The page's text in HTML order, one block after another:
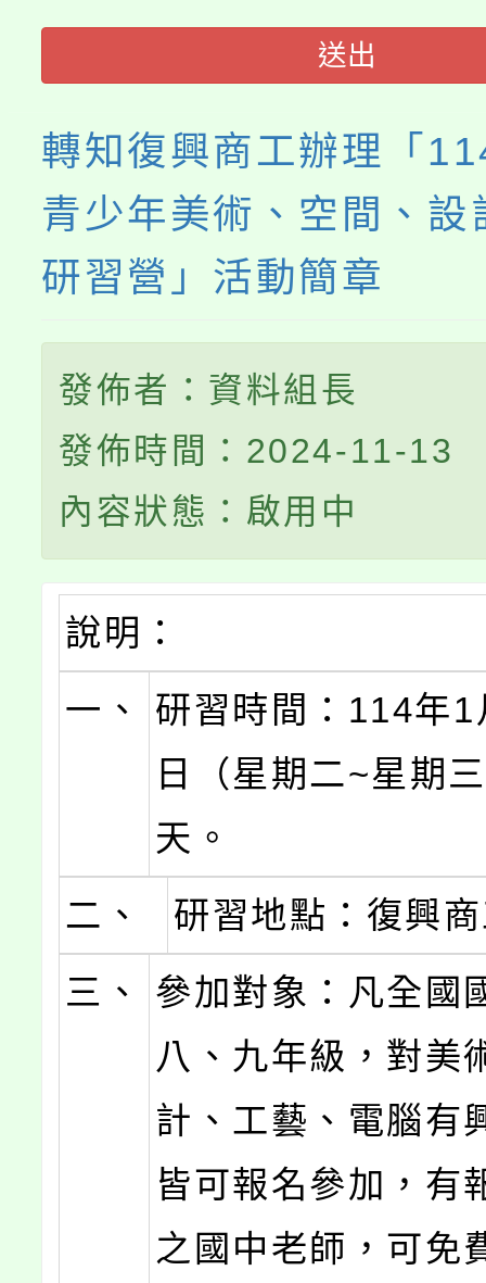
送出
轉知復興商工辦理「
青少年美術、空間、設
研習營」活動簡章
發佈者：資料組長
發佈時間：2024-11-13
內容狀態：啟用中
說明：
一、
研習時間：114年
日（星期二~星期
天。
二、
研習地點：復興
三、
參加對象：凡全國
八、九年級，對美
計、工藝、電腦有
皆可報名參加，有
之國中老師，可免